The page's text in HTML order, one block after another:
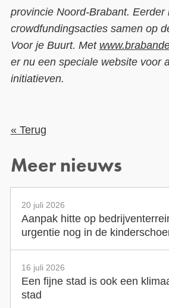
provincie Noord-Brabant. Eerder
crowdfundingsacties samen op
Voor je Buurt. Met
er nu een speciale website voor
initiatieven.
« Terug
Meer nieuws
20 juli 2026
Aanpak hitte op
urgentie nog in de
16 juli 2026
Een fijne stad is ook een
stad